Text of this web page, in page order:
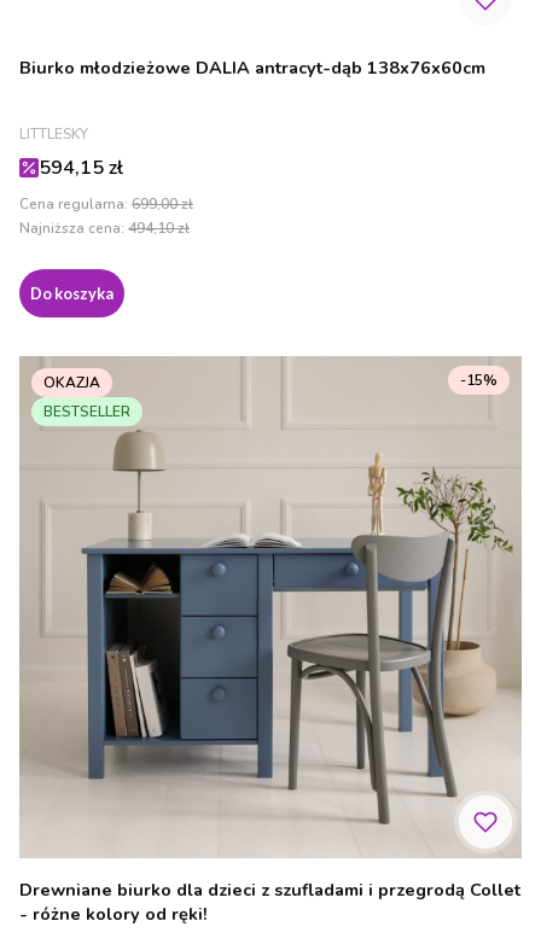
Biurko młodzieżowe DALIA antracyt-dąb 138x76x60cm
PRODUCENT
LITTLESKY
Cena promocyjna
594,15 zł
Cena regularna: 699,00 zł
Najniższa cena: 494,10 zł
Do koszyka
OKAZJA
BESTSELLER
Drewniane biurko dla dzieci z szufladami i przegrodą Collet
- różne kolory od ręki!
-15%